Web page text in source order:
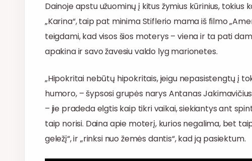
Dainoje apstu užuominų į kitus žymius kūrinius, tokius
„Karina“, taip pat minima Stiflerio mama iš filmo
teigdami, kad visos šios moterys – viena ir ta pati
apakina ir savo žavesiu valdo lyg marionetes.
„Hipokritai nebūtų hipokritais, jeigu nepasistengtų į
humoro, – šypsosi grupės narys Antanas
– jie pradeda elgtis kaip tikri vaikai, siekiantys ant
taip norisi. Daina apie moterį, kurios negalima, bet
geležį“, ir „rinksi nuo žemės dantis“, kad ją pasiektum.